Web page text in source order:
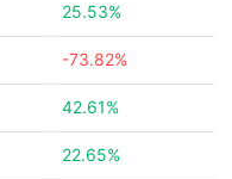
25.53%
-73.82%
42.61%
22.65%